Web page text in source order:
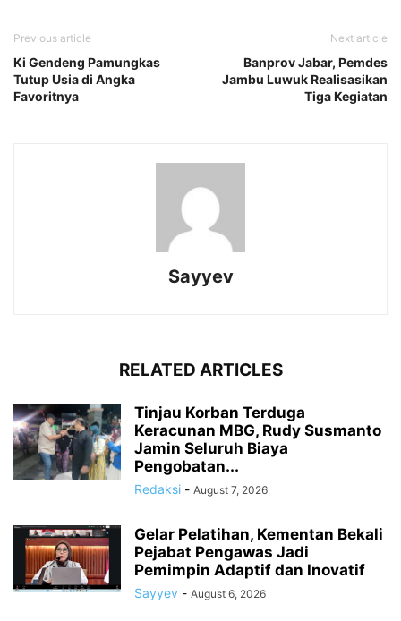
Previous article
Ki Gendeng Pamungkas
Tutup Usia di Angka
Favoritnya
Next article
Banprov Jabar, Pemdes
Jambu Luwuk Realisasikan
Tiga Kegiatan
Sayyev
RELATED ARTICLES
Tinjau Korban Terduga
Keracunan MBG, Rudy Susmanto
Jamin Seluruh Biaya
Pengobatan...
Redaksi - August 7, 2026
Gelar Pelatihan, Kementan Bekali
Pejabat Pengawas Jadi
Pemimpin Adaptif dan Inovatif
Sayyev - August 6, 2026